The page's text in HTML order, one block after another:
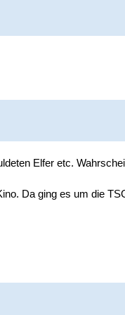
Elfer etc.
Da ging es um die